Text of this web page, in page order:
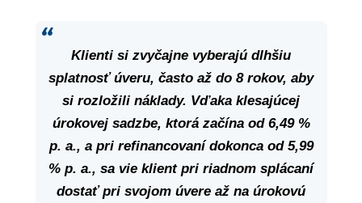
Klienti si zvyčajne vyberajú dlhšiu
splatnosť úveru, často až do 8 rokov, aby
si rozložili náklady. Vďaka klesajúcej
úrokovej sadzbe, ktorá začína od 6,49 %
p. a., a pri refinancovaní dokonca od 5,99
% p. a., sa vie klient pri riadnom splácaní
dostať pri svojom úvere až na úrokovú